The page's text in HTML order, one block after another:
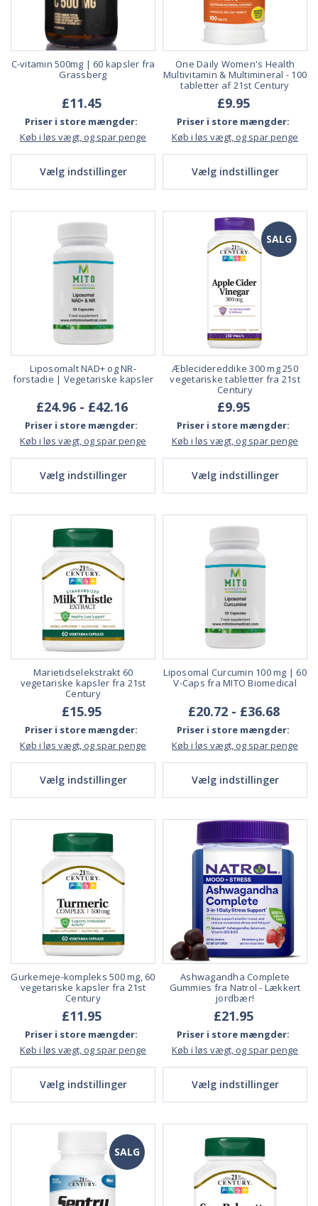
C-vitamin 500mg | 60 kapsler fra
Grassberg
£11.45
Priser i store mængder:
Køb i løs vægt, og spar penge
Vælg indstillinger
One Daily Women's Health
Multivitamin & Multimineral - 100
tabletter af 21st Century
£9.95
Priser i store mængder:
Køb i løs vægt, og spar penge
Vælg indstillinger
Liposomalt NAD+ og NR-
forstadie | Vegetariske kapsler
£24.96 - £42.16
Priser i store mængder:
Køb i løs vægt, og spar penge
Vælg indstillinger
SALG
Æblecidereddike 300 mg 250
vegetariske tabletter fra 21st
Century
£9.95
Priser i store mængder:
Køb i løs vægt, og spar penge
Vælg indstillinger
Marietidselekstrakt 60
vegetariske kapsler fra 21st
Century
£15.95
Priser i store mængder:
Køb i løs vægt, og spar penge
Vælg indstillinger
Liposomal Curcumin 100 mg | 60
V-Caps fra MITO Biomedical
£20.72 - £36.68
Priser i store mængder:
Køb i løs vægt, og spar penge
Vælg indstillinger
Gurkemeje-kompleks 500 mg, 60
vegetariske kapsler fra 21st
Century
£11.95
Priser i store mængder:
Køb i løs vægt, og spar penge
Vælg indstillinger
Ashwagandha Complete
Gummies fra Natrol - Lækkert
jordbær!
£21.95
Priser i store mængder:
Køb i løs vægt, og spar penge
Vælg indstillinger
SALG